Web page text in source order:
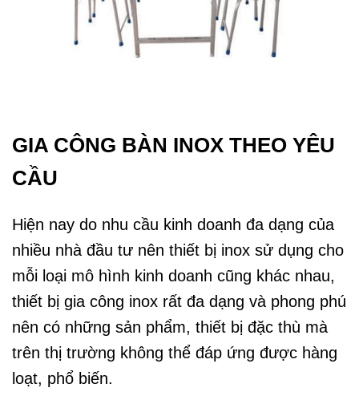
GIA CÔNG BÀN INOX THEO YÊU
CẦU
Hiện nay do nhu cầu kinh doanh đa dạng của
nhiều nhà đầu tư nên thiết bị inox sử dụng cho
mỗi loại mô hình kinh doanh cũng khác nhau,
thiết bị gia công inox rất đa dạng và phong phú
nên có những sản phẩm, thiết bị đặc thù mà
trên thị trường không thể đáp ứng được hàng
loạt, phổ biến.